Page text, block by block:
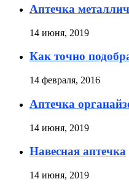
Аптечка
14 июня, 2019
Как точно
14 февраля, 2016
Аптечка
14 июня, 2019
Навесная аптечка
14 июня, 2019